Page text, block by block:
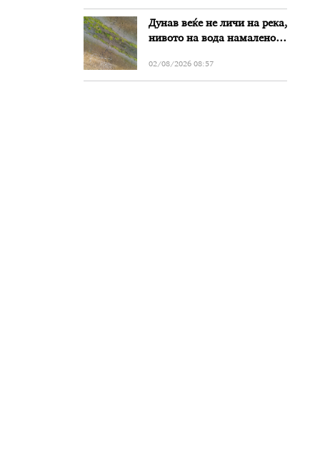
Дунав веќе не личи на река,
нивото на вода намалено
Бугарија
02/08/2026 08:57